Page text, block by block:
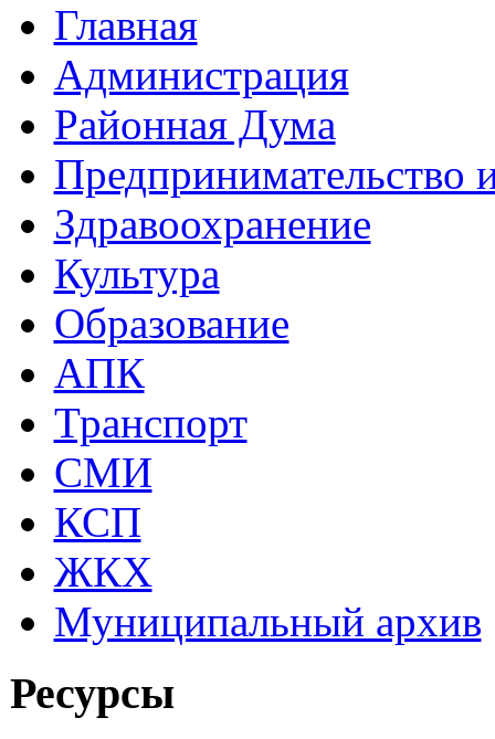
Главная
Администрация
Районная Дума
Предпринимательство
Здравоохранение
Культура
Образование
АПК
Транспорт
СМИ
КСП
ЖКХ
Муниципальный архив
Ресурсы